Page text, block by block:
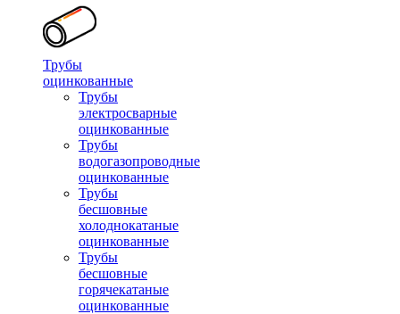
Трубы
оцинкованные
Трубы
электросварные
оцинкованные
Трубы
водогазопроводные
оцинкованные
Трубы
бесшовные
холоднокатаные
оцинкованные
Трубы
бесшовные
горячекатаные
оцинкованные